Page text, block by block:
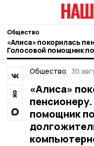
Общество
«Алиса» покорилась
Голосовой помощник
долгожителю
грамотности
Общество 30
«Алиса»
помощник